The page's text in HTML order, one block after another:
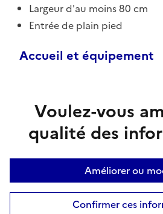
Largeur d'au moins 80 cm
Entrée de plain pied
Accueil et équipement
Voulez-vous
qualité des
Améliorer ou
Confirmer ces